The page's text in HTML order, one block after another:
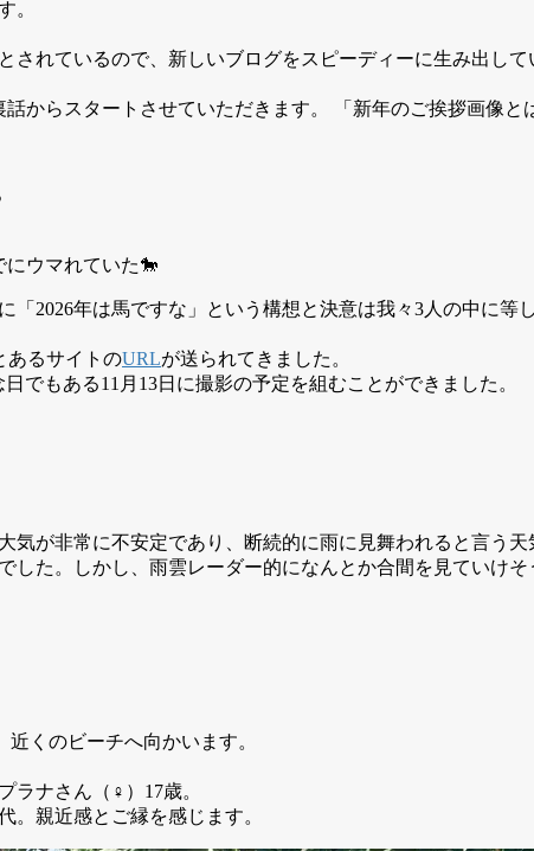
。
れているので、新しいブログをスピーディーに生み出し
からスタートさせていただきます。 「新年のご挨拶画像
にウマれていた🐎
2026年は馬ですな」という構想と決意は我々3人の中に等
あるサイトのURLが送られてきました。
でもある11月13日に撮影の予定を組むことができました。
が非常に不安定であり、断続的に雨に見舞われると言う天
した。しかし、雨雲レーダー的になんとか合間を見ていけ
くのビーチへ向かいます。
ラナさん（♀）17歳。
。親近感とご縁を感じます。